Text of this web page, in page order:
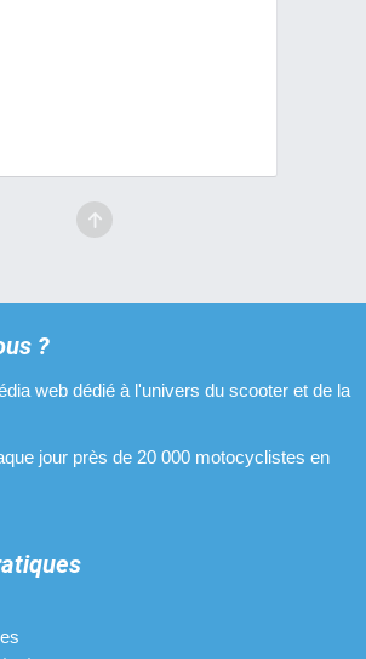
?
web dédié à l'univers du scooter et de la
jour près de 20 000 motocyclistes en